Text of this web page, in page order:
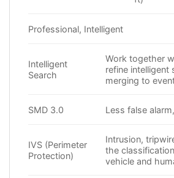
Professional, Intelligent
Intelligent
Search
Work together
refine intelligent
merging to
SMD 3.0 Less false
IVS (Perimeter
Protection)
Intrusion,
the
vehicle and